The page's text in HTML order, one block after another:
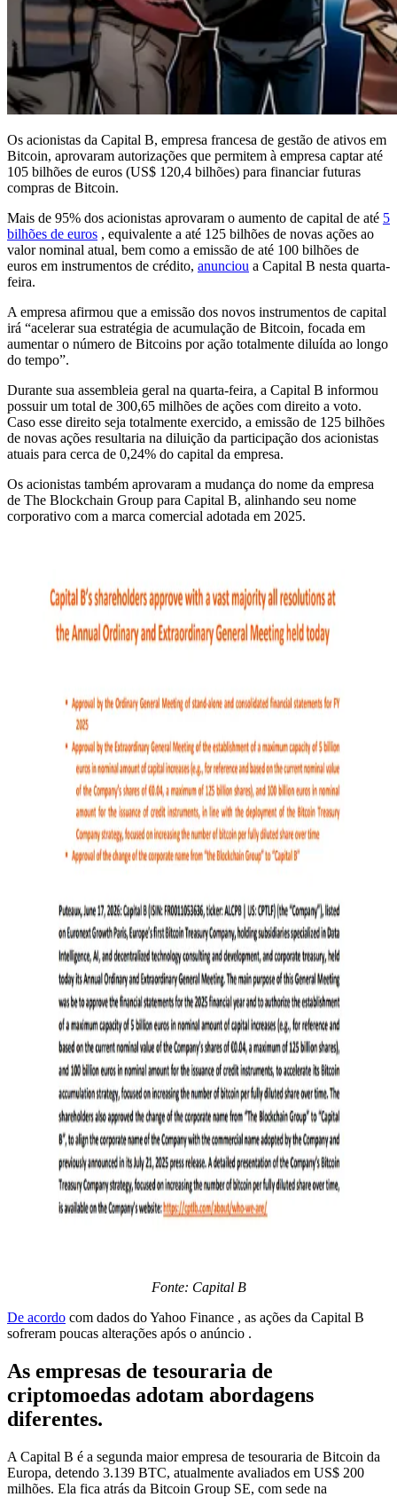
Os acionistas da Capital B, empresa francesa de gestão de ativos em
Bitcoin, aprovaram autorizações que permitem à empresa captar até
105 bilhões de euros (US$ 120,4 bilhões) para financiar futuras
compras de Bitcoin.
Mais de 95% dos acionistas aprovaram o aumento de capital de até 5
bilhões de euros , equivalente a até 125 bilhões de novas ações ao
valor nominal atual, bem como a emissão de até 100 bilhões de
euros em instrumentos de crédito, anunciou a Capital B nesta quarta-
feira.
A empresa afirmou que a emissão dos novos instrumentos de capital
irá “acelerar sua estratégia de acumulação de Bitcoin, focada em
aumentar o número de Bitcoins por ação totalmente diluída ao longo
do tempo”.
Durante sua assembleia geral na quarta-feira, a Capital B informou
possuir um total de 300,65 milhões de ações com direito a voto.
Caso esse direito seja totalmente exercido, a emissão de 125 bilhões
de novas ações resultaria na diluição da participação dos acionistas
atuais para cerca de 0,24% do capital da empresa.
Os acionistas também aprovaram a mudança do nome da empresa
de The Blockchain Group para Capital B, alinhando seu nome
corporativo com a marca comercial adotada em 2025.
Fonte: Capital B
De acordo com dados do Yahoo Finance , as ações da Capital B
sofreram poucas alterações após o anúncio .
As empresas de tesouraria de
criptomoedas adotam abordagens
diferentes.
A Capital B é a segunda maior empresa de tesouraria de Bitcoin da
Europa, detendo 3.139 BTC, atualmente avaliados em US$ 200
milhões. Ela fica atrás da Bitcoin Group SE, com sede na